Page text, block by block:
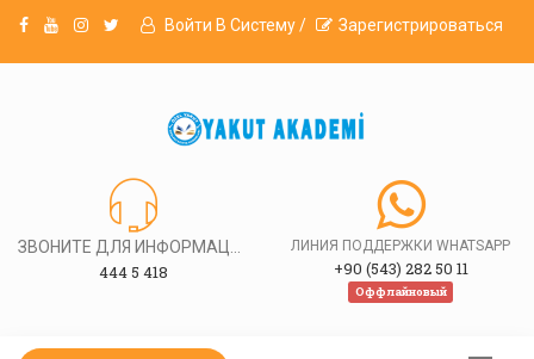
Войти В Систему / Зарегистрироваться
444 5 418
ЛИНИЯ ПОДДЕРЖКИ WHATSAPP
+90 (543) 282 50 11
Оффлайновый